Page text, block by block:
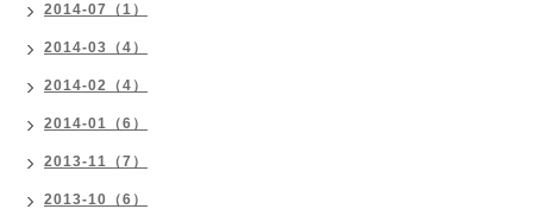
2014-07（1）
2014-03（4）
2014-02（4）
2014-01（6）
2013-11（7）
2013-10（6）